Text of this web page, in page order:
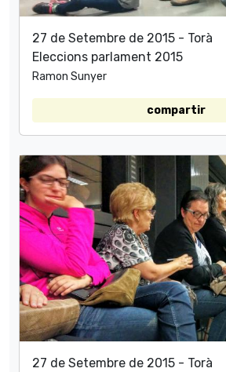
27 de Setembre de 2015 - Torà
Eleccions parlament 2015
Ramon Sunyer
compartir
27 de Setembre de 2015 - Torà